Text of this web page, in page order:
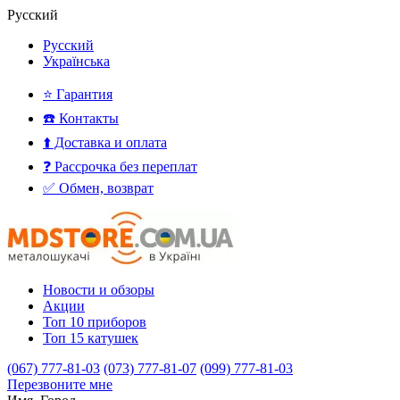
Русский
Русский
Українська
⭐ Гарантия
☎️ Контакты
⬆️ Доставка и оплата
❓ Рассрочка без переплат
✅ Обмен, возврат
Новости и обзоры
Акции
Топ 10 приборов
Топ 15 катушек
(067) 777-81-03 (073) 777-81-07 (099) 777-81-03
Перезвоните мне